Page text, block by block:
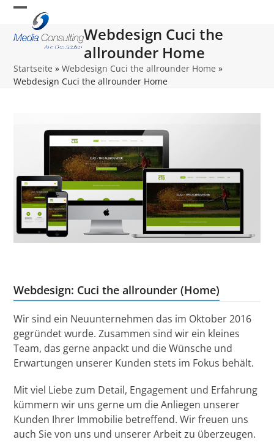
Skip
content
Open
mobile
menu
Close
mobile
menu
Webdesign Cuci the
allrounder Home
Startseite »Webdesign Cuci the allrounder Home »
Webdesign Cuci the allrounder Home
Webdesign: Cuci the allrounder (Home)
Wir sind ein Neuunternehmen das im Oktober 2016
gegründet wurde. Zusammen sind wir ein kleines
Team, das gerne anpackt und die Wünsche und
Erwartungen unserer Kunden stets im Fokus behält.
Mit viel Liebe zum Detail, Engagement und Erfahrung
kümmern wir uns gerne um die Anliegen unserer
Kunden Ihrer Immobilie betreffend. Wir freuen uns
auch Sie von uns und unserer Arbeit zu überzeugen.